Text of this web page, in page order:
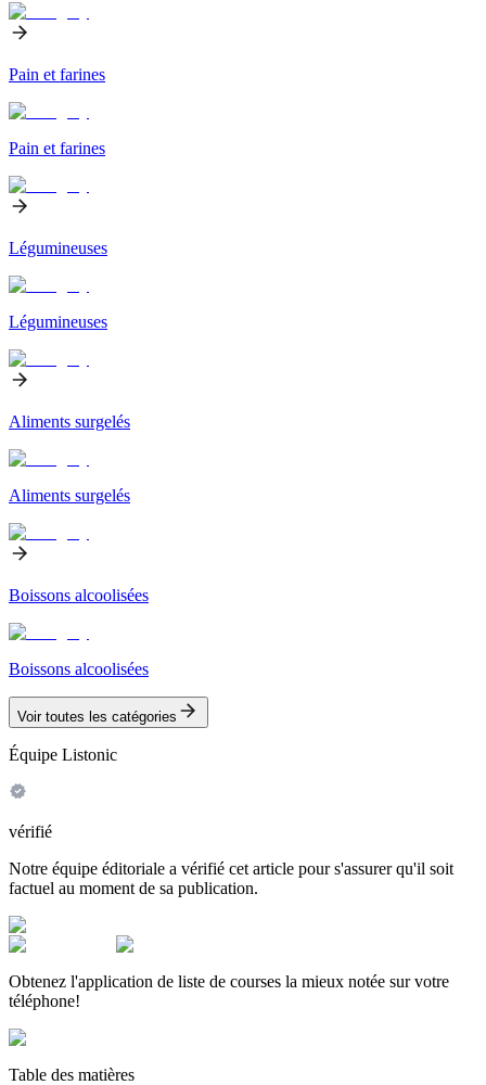
Pain et farines
Pain et farines
Légumineuses
Légumineuses
Aliments surgelés
Aliments surgelés
Boissons alcoolisées
Boissons alcoolisées
Voir toutes les catégories
Équipe Listonic
vérifié
Notre équipe éditoriale a vérifié cet article pour s'assurer qu'il soit
factuel au moment de sa publication.
Obtenez l'application de liste de courses la mieux notée sur votre
téléphone!
Table des matières